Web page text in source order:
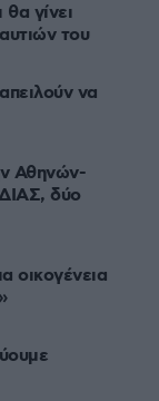
γίνει
του
να
Αθηνών-
δύο
οικογένεια